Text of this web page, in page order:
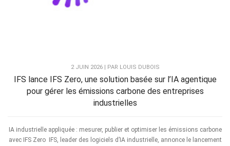
2 JUIN 2026 | PAR LOUIS DUBOIS
IFS lance IFS Zero, une solution basée sur l’IA agentique
pour gérer les émissions carbone des entreprises
industrielles
IA industrielle appliquée : mesurer, publier et optimiser les émissions carbone
avec IFS Zero IFS, leader des logiciels d’IA industrielle, annonce le lancement